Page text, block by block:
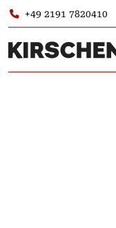
+49 2191 7820410